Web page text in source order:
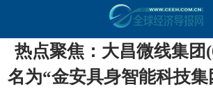
热点聚焦：大昌微线集团
名为“金安具身智能科技集